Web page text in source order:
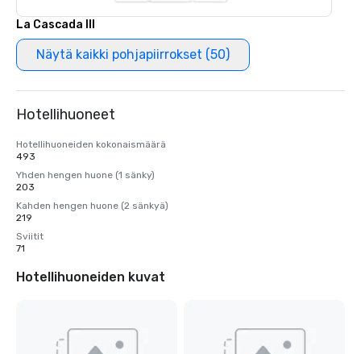
La Cascada III
Näytä kaikki pohjapiirrokset (50)
Hotellihuoneet
Hotellihuoneiden kokonaismäärä
493
Yhden hengen huone (1 sänky)
203
Kahden hengen huone (2 sänkyä)
219
Sviitit
71
Hotellihuoneiden kuvat